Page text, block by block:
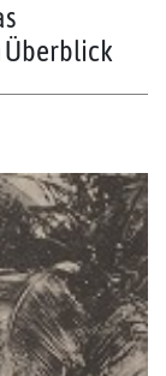
Überblick